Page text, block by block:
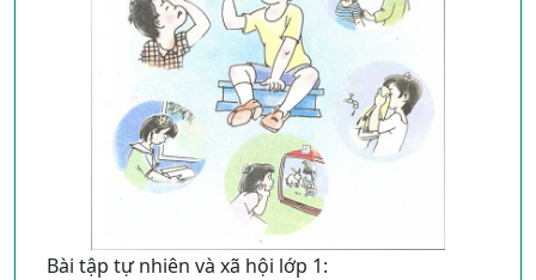
Bài tập tự nhiên và xã hội lớp 1: